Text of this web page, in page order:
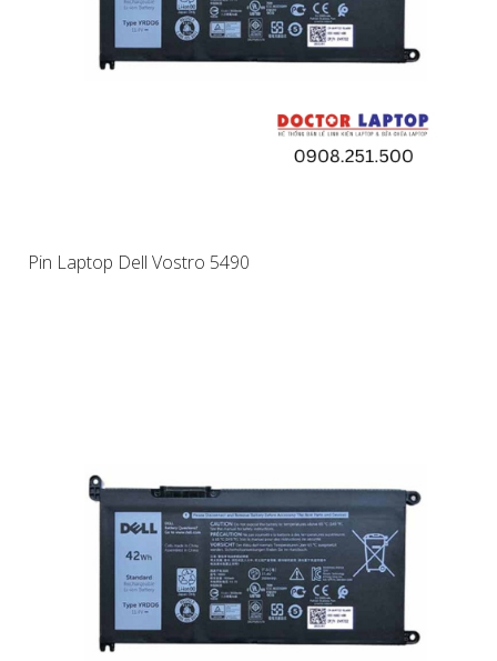
Pin Laptop Dell Vostro 5490